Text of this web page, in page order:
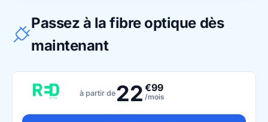
Passez à la fibre optique dès
maintenant
à partir de 22 €99
/mois